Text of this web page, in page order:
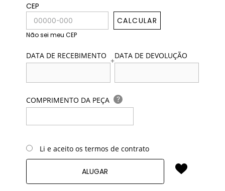
CEP
CALCULAR
Não sei meu CEP
DATA DE RECEBIMENTO +DATA DE DEVOLUÇÃO
COMPRIMENTO DA PEÇA ?
Li e aceito os termos de contrato
ALUGAR